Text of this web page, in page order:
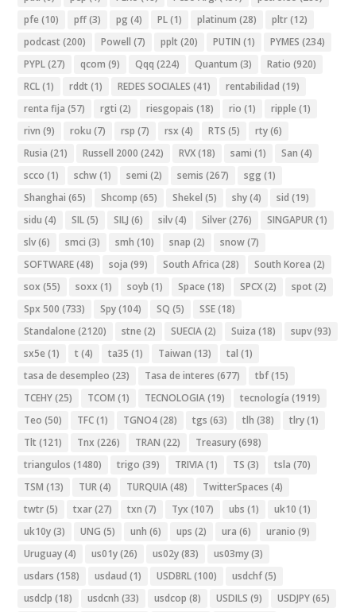
pfe (10) pff(3) pg (4) PL(1) platinum (28) pltr(12)
podcast (200) Powell (7) pplt (20) PUTIN (1) PYMES (234)
PYPL(27) qcom (9) Qqq (224) Quantum (3) Ratio (920)
RCL(1) rddt (1) REDES SOCIALES (41) rentabilidad (19)
renta fija (57) rgti (2) riesgopais (18) rio (1) ripple (1)
rivn (9) roku (7) rsp (7) rsx (4) RTS (5) rty(6)
Rusia (21) Russell 2000 (242) RVX(18) sami (1) San (4)
scco (1) schw(1) semi (2) semis (267) sgg (1)
Shanghai (65) Shcomp (65) Shekel (5) shy(4) sid (19)
sidu (4) SIL(5) SILJ (6) silv(4) Silver(276) SINGAPUR(1)
slv(6) smci (3) smh (10) snap (2) snow(7)
SOFTWARE(48) soja (99) South Africa (28) South Korea (2)
sox (55) soxx (1) soyb (1) Space (18) SPCX(2) spot (2)
Spx 500 (733) Spy(104) SQ (5) SSE(18)
Standalone (2120) stne (2) SUECIA(2) Suiza (18) supv(93)
sx5e (1) t (4) ta35 (1) Taiwan (13) tal (1)
tasa de desempleo (23) Tasa de interes (677) tbf(15)
TCEHY(25) TCOM (1) TECNOLOGIA(19) tecnología (1919)
Teo (50) TFC(1) TGNO4(28) tgs (63) tlh (38) tlry(1)
Tlt (121) Tnx (226) TRAN (22) Treasury(698)
triangulos (1480) trigo (39) TRIVIA(1) TS (3) tsla (70)
TSM (13) TUR(4) TURQUIA(48) TwitterSpaces (4)
twtr(5) txar(27) txn (7) Tyx (107) ubs (1) uk10 (1)
uk10y(3) UNG (5) unh (6) ups (2) ura (6) uranio (9)
Uruguay(4) us01y(26) us02y(83) us03my(3)
usdars (158) usdaud (1) USDBRL(100) usdchf(5)
usdclp (18) usdcnh (33) usdcop (8) USDILS (9) USDJPY(65)